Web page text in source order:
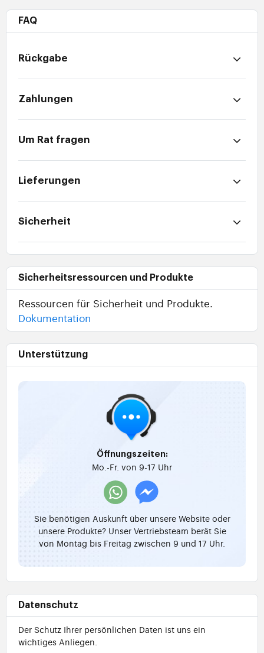
FAQ
Rückgabe
Zahlungen
Um Rat fragen
Lieferungen
Sicherheit
Sicherheitsressourcen und Produkte
Ressourcen für Sicherheit und Produkte.
Dokumentation
Unterstützung
Öffnungszeiten:
Mo.-Fr. von 9-17 Uhr
Sie benötigen Auskunft über unsere Website oder
unsere Produkte? Unser Vertriebsteam berät Sie
von Montag bis Freitag zwischen 9 und 17 Uhr.
Datenschutz
Der Schutz Ihrer persönlichen Daten ist uns ein
wichtiges Anliegen.